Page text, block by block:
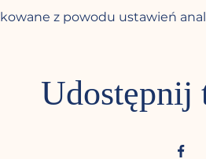
z powodu ustawień